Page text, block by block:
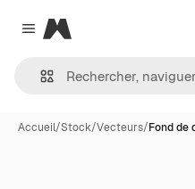
Close menu
Magnific
Accueil/Stock/Vecteurs/Fond de